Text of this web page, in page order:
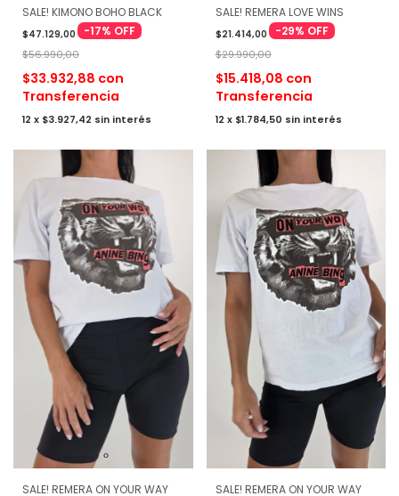
SALE! KIMONO BOHO BLACK
$47.129,00 -17% OFF
$56.990,00
$33.932,88 con
Transferencia
12 x $3.927,42 sin interés
SALE! REMERA LOVE WINS
$21.414,00 -29% OFF
$29.990,00
$15.418,08 con
Transferencia
12 x $1.784,50 sin interés
SALE! REMERA ON YOUR WAY
SALE! REMERA ON YOUR WAY